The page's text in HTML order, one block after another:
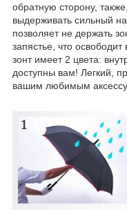
обратную сторону,
выдерживать сильный
позволяет не держать
запястье, что
зонт имеет 2 цвета:
доступны вам! Легкий,
вашим любимым